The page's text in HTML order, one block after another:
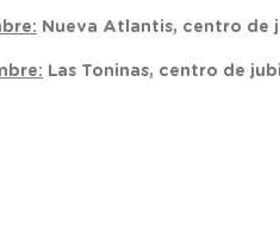
Nueva Atlantis, centro de
Las Toninas, centro de